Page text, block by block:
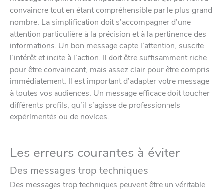
convaincre tout en étant compréhensible par le plus grand
nombre. La simplification doit s’accompagner d’une
attention particulière à la précision et à la pertinence des
informations. Un bon message capte l’attention, suscite
l’intérêt et incite à l’action. Il doit être suffisamment riche
pour être convaincant, mais assez clair pour être compris
immédiatement. Il est important d’adapter votre message
à toutes vos audiences. Un message efficace doit toucher
différents profils, qu’il s’agisse de professionnels
expérimentés ou de novices.
Les erreurs courantes à éviter
Des messages trop techniques
Des messages trop techniques peuvent être un véritable